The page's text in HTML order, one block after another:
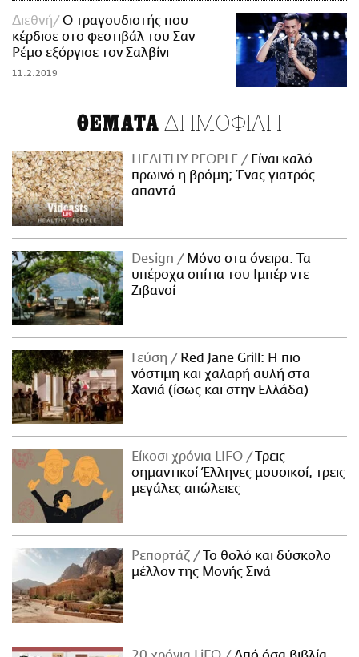
Διεθνή
Ο τραγουδιστής που
κέρδισε στο φεστιβάλ του Σαν
Ρέμο εξόργισε τον Σαλβίνι
11.2.2019
ΘΕΜΑΤΑ ΔΗΜΟΦΙΛΗ
HEALTHY PEOPLE
Είναι καλό
πρωινό η βρόμη; Ένας γιατρός
απαντά
Design
Μόνο στα όνειρα: Τα
υπέροχα σπίτια του Ιμπέρ ντε
Ζιβανσί
Γεύση
Red Jane Grill: Η πιο
νόστιμη και χαλαρή αυλή στα
Χανιά (ίσως και στην Ελλάδα)
Είκοσι χρόνια LIFO
Tρεις
σημαντικοί Έλληνες μουσικοί, τρεις
μεγάλες απώλειες
Ρεπορτάζ
Το θολό και δύσκολο
μέλλον της Μονής Σινά